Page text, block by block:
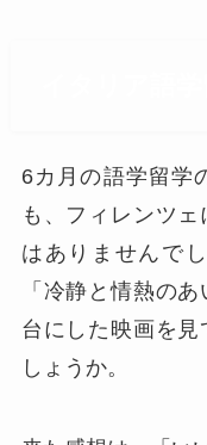
6カ月の語学留学
も、フィレンツ
はありませんで
「冷静と情熱の
台にした映画を
しょうか。